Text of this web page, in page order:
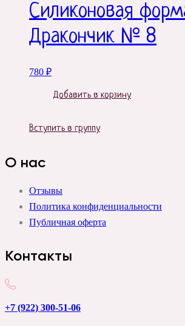
Силиконовая
Дракончик № 8
780 ₽
Добавить в корзину
Вступить в группу
О нас
Отзывы
Политика конфиденциальности
Публичная оферта
Контакты
+7 (922) 300-51-06